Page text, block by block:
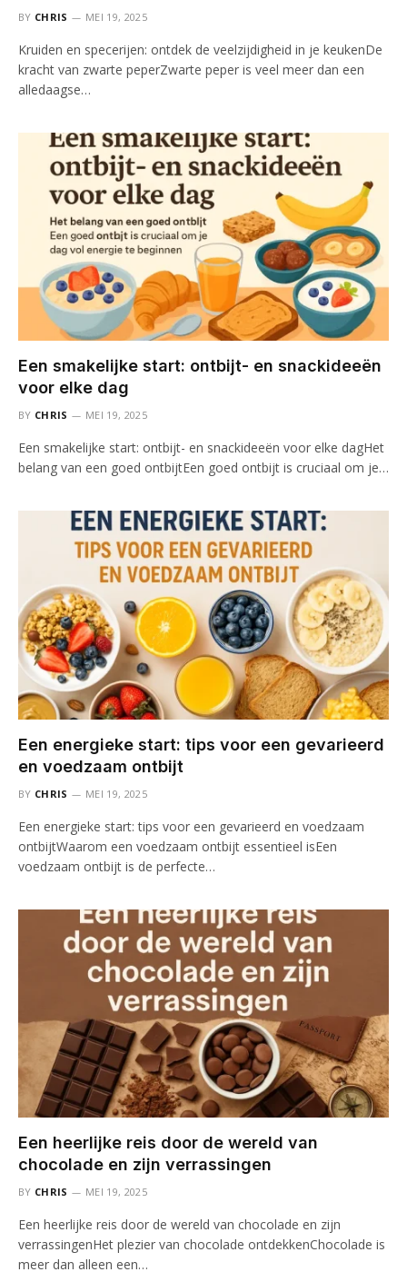
BY CHRIS MEI 19, 2025
Kruiden en specerijen: ontdek de veelzijdigheid in je keukenDe
kracht van zwarte peperZwarte peper is veel meer dan een
alledaagse…
Een smakelijke start: ontbijt- en snackideeën
voor elke dag
BY CHRIS MEI 19, 2025
Een smakelijke start: ontbijt- en snackideeën voor elke dagHet
belang van een goed ontbijtEen goed ontbijt is cruciaal om je…
Een energieke start: tips voor een gevarieerd
en voedzaam ontbijt
BY CHRIS MEI 19, 2025
Een energieke start: tips voor een gevarieerd en voedzaam
ontbijtWaarom een voedzaam ontbijt essentieel isEen
voedzaam ontbijt is de perfecte…
Een heerlijke reis door de wereld van
chocolade en zijn verrassingen
BY CHRIS MEI 19, 2025
Een heerlijke reis door de wereld van chocolade en zijn
verrassingenHet plezier van chocolade ontdekkenChocolade is
meer dan alleen een…